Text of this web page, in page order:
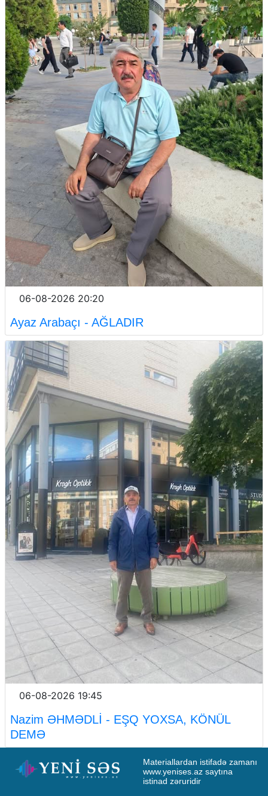
06-08-2026 20:20
Ayaz Arabaçı - AĞLADIR
06-08-2026 19:45
Nazim ƏHMƏDLİ - EŞQ YOXSA, KÖNÜL
DEMƏ
Materiallardan istifadə zamanı
www.yenises.az saytına
istinad zəruridir